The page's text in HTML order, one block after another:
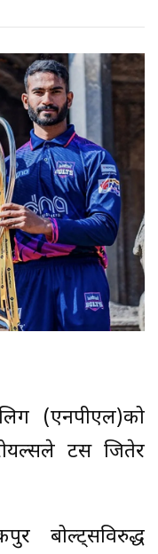
(एनपीएल)को
टस जितेर
बोल्ट्सविरुद्ध